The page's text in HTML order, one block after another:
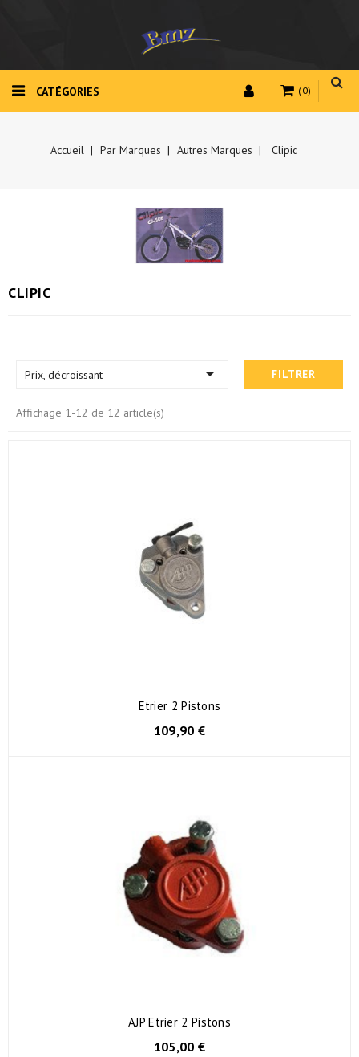
(0)
CATÉGORIES
Accueil Par Marques Autres Marques Clipic
CLIPIC
Prix, décroissant  FILTRER
Affichage 1-12 de 12 article(s)
Etrier 2 Pistons
109,90 €
AJP Etrier 2 Pistons
105,00 €